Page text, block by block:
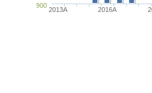
2013A 2016A
900